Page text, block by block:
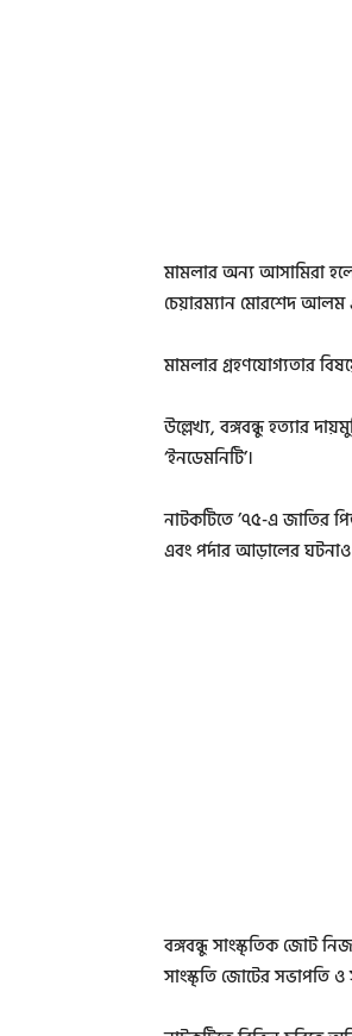
মামলার অন্য আসামিরা
চেয়ারম্যান মোরশেদ আলম
মামলার গ্রহণযোগ্যতার
উল্লেখ্য, বঙ্গবন্ধু হত্যার
‘ইনডেমনিটি’।
নাটকটিতে ’৭৫-এ জাতির
এবং পর্দার আড়ালের
বঙ্গবন্ধু সাংস্কৃতিক জোট
সাংস্কৃতি জোটের সভাপতি ও